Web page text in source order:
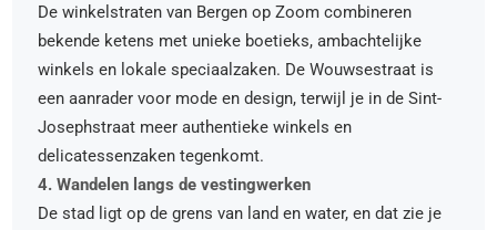
De winkelstraten van Bergen op Zoom combineren
bekende ketens met unieke boetieks, ambachtelijke
winkels en lokale speciaalzaken. De Wouwsestraat is
een aanrader voor mode en design, terwijl je in de Sint-
Josephstraat meer authentieke winkels en
delicatessenzaken tegenkomt.
4. Wandelen langs de vestingwerken
De stad ligt op de grens van land en water, en dat zie je